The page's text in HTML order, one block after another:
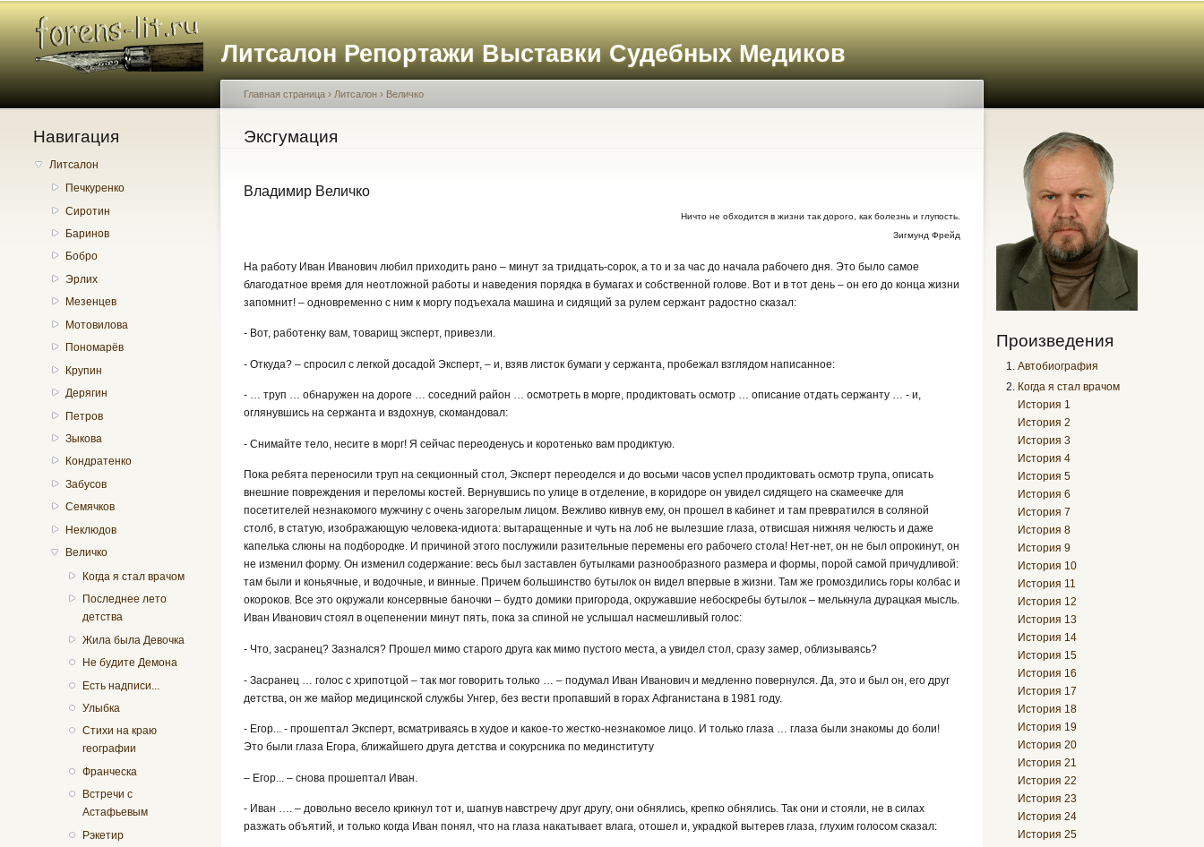
Литсалон Репортажи Выставки Судебных Медиков
Навигация
Литсалон
Печкуренко
Сиротин
Баринов
Бобро
Эрлих
Мезенцев
Мотовилова
Пономарёв
Крупин
Дерягин
Петров
Зыкова
Кондратенко
Забусов
Семячков
Неклюдов
Величко
Когда я стал врачом
Последнее лето
детства
Жила была Девочка
Не будите Демона
Есть надписи...
Улыбка
Стихи на краю
географии
Франческа
Встречи с
Астафьевым
Рэкетир
Вы здесь
Главная страница › Литсалон › Величко
Эксгумация
Владимир Величко
Ничто не обходится в жизни так дорого, как болезнь и глупость.
Зигмунд Фрейд
На работу Иван Иванович любил приходить рано – минут за тридцать-сорок, а то и за час до начала рабочего дня. Это было самое
благодатное время для неотложной работы и наведения порядка в бумагах и собственной голове. Вот и в тот день – он его до конца жизни
запомнит! – одновременно с ним к моргу подъехала машина и сидящий за рулем сержант радостно сказал:
- Вот, работенку вам, товарищ эксперт, привезли.
- Откуда? – спросил с легкой досадой Эксперт, – и, взяв листок бумаги у сержанта, пробежал взглядом написанное:
- … труп … обнаружен на дороге … соседний район … осмотреть в морге, продиктовать осмотр … описание отдать сержанту … - и,
оглянувшись на сержанта и вздохнув, скомандовал:
- Снимайте тело, несите в морг! Я сейчас переоденусь и коротенько вам продиктую.
Пока ребята переносили труп на секционный стол, Эксперт переоделся и до восьми часов успел продиктовать осмотр трупа, описать
внешние повреждения и переломы костей. Вернувшись по улице в отделение, в коридоре он увидел сидящего на скамеечке для
посетителей незнакомого мужчину с очень загорелым лицом. Вежливо кивнув ему, он прошел в кабинет и там превратился в соляной
столб, в статую, изображающую человека-идиота: вытаращенные и чуть на лоб не вылезшие глаза, отвисшая нижняя челюсть и даже
капелька слюны на подбородке. И причиной этого послужили разительные перемены его рабочего стола! Нет-нет, он не был опрокинут, он
не изменил форму. Он изменил содержание: весь был заставлен бутылками разнообразного размера и формы, порой самой причудливой:
там были и коньячные, и водочные, и винные. Причем большинство бутылок он видел впервые в жизни. Там же громоздились горы колбас и
окороков. Все это окружали консервные баночки – будто домики пригорода, окружавшие небоскребы бутылок – мелькнула дурацкая мысль.
Иван Иванович стоял в оцепенении минут пять, пока за спиной не услышал насмешливый голос:
- Что, засранец? Зазнался? Прошел мимо старого друга как мимо пустого места, а увидел стол, сразу замер, облизываясь?
- Засранец … голос с хрипотцой – так мог говорить только … – подумал Иван Иванович и медленно повернулся. Да, это и был он, его друг
детства, он же майор медицинской службы Унгер, без вести пропавший в горах Афганистана в 1981 году.
- Егор... - прошептал Эксперт, всматриваясь в худое и какое-то жестко-незнакомое лицо. И только глаза … глаза были знакомы до боли!
Это были глаза Егора, ближайшего друга детства и сокурсника по мединституту
– Егор... – снова прошептал Иван.
- Иван …. – довольно весело крикнул тот и, шагнув навстречу друг другу, они обнялись, крепко обнялись. Так они и стояли, не в силах
разжать объятий, и только когда Иван понял, что на глаза накатывает влага, отошел и, украдкой вытерев глаза, глухим голосом сказал:
Произведения
Автобиография
Когда я стал врачом
История 1
История 2
История 3
История 4
История 5
История 6
История 7
История 8
История 9
История 10
История 11
История 12
История 13
История 14
История 15
История 16
История 17
История 18
История 19
История 20
История 21
История 22
История 23
История 24
История 25